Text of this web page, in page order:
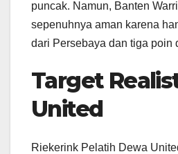
puncak. Namun, Banten
sepenuhnya aman karena
dari Persebaya dan tiga poin
Target
United
Riekerink Pelatih Dewa